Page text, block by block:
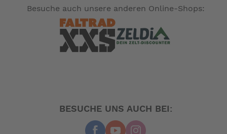
Besuche auch unsere anderen Online-Shops:
BESUCHE UNS AUCH BEI: